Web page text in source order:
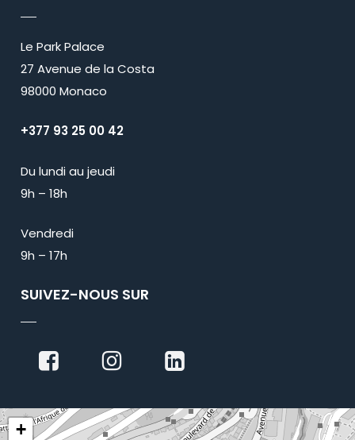
Le Park Palace
27 Avenue de la Costa
98000 Monaco
+377 93 25 00 42
Du lundi au jeudi
9h – 18h
Vendredi
9h – 17h
SUIVEZ-NOUS SUR
+